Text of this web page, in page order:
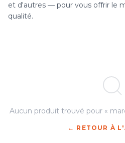
et d'autres — pour vous offrir le
qualité.
Aucun produit trouvé pour «
← RETOUR À